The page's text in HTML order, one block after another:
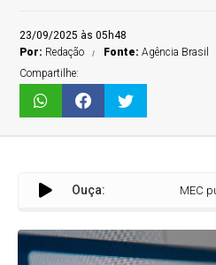
23/09/2025 às 05h48
Por: Redação Fonte:Agência Brasil
Compartilhe:
Ouça: MEC